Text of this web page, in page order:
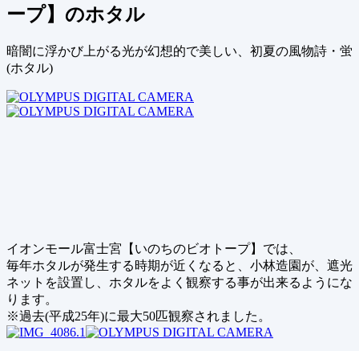
ープ】のホタル
暗闇に浮かび上がる光が幻想的で美しい、初夏の風物詩・蛍
(ホタル)
イオンモール富士宮【いのちのビオトープ】では、
毎年ホタルが発生する時期が近くなると、小林造園が、遮光
ネットを設置し、ホタルをよく観察する事が出来るようにな
ります。
※過去(平成25年)に最大50匹観察されました。